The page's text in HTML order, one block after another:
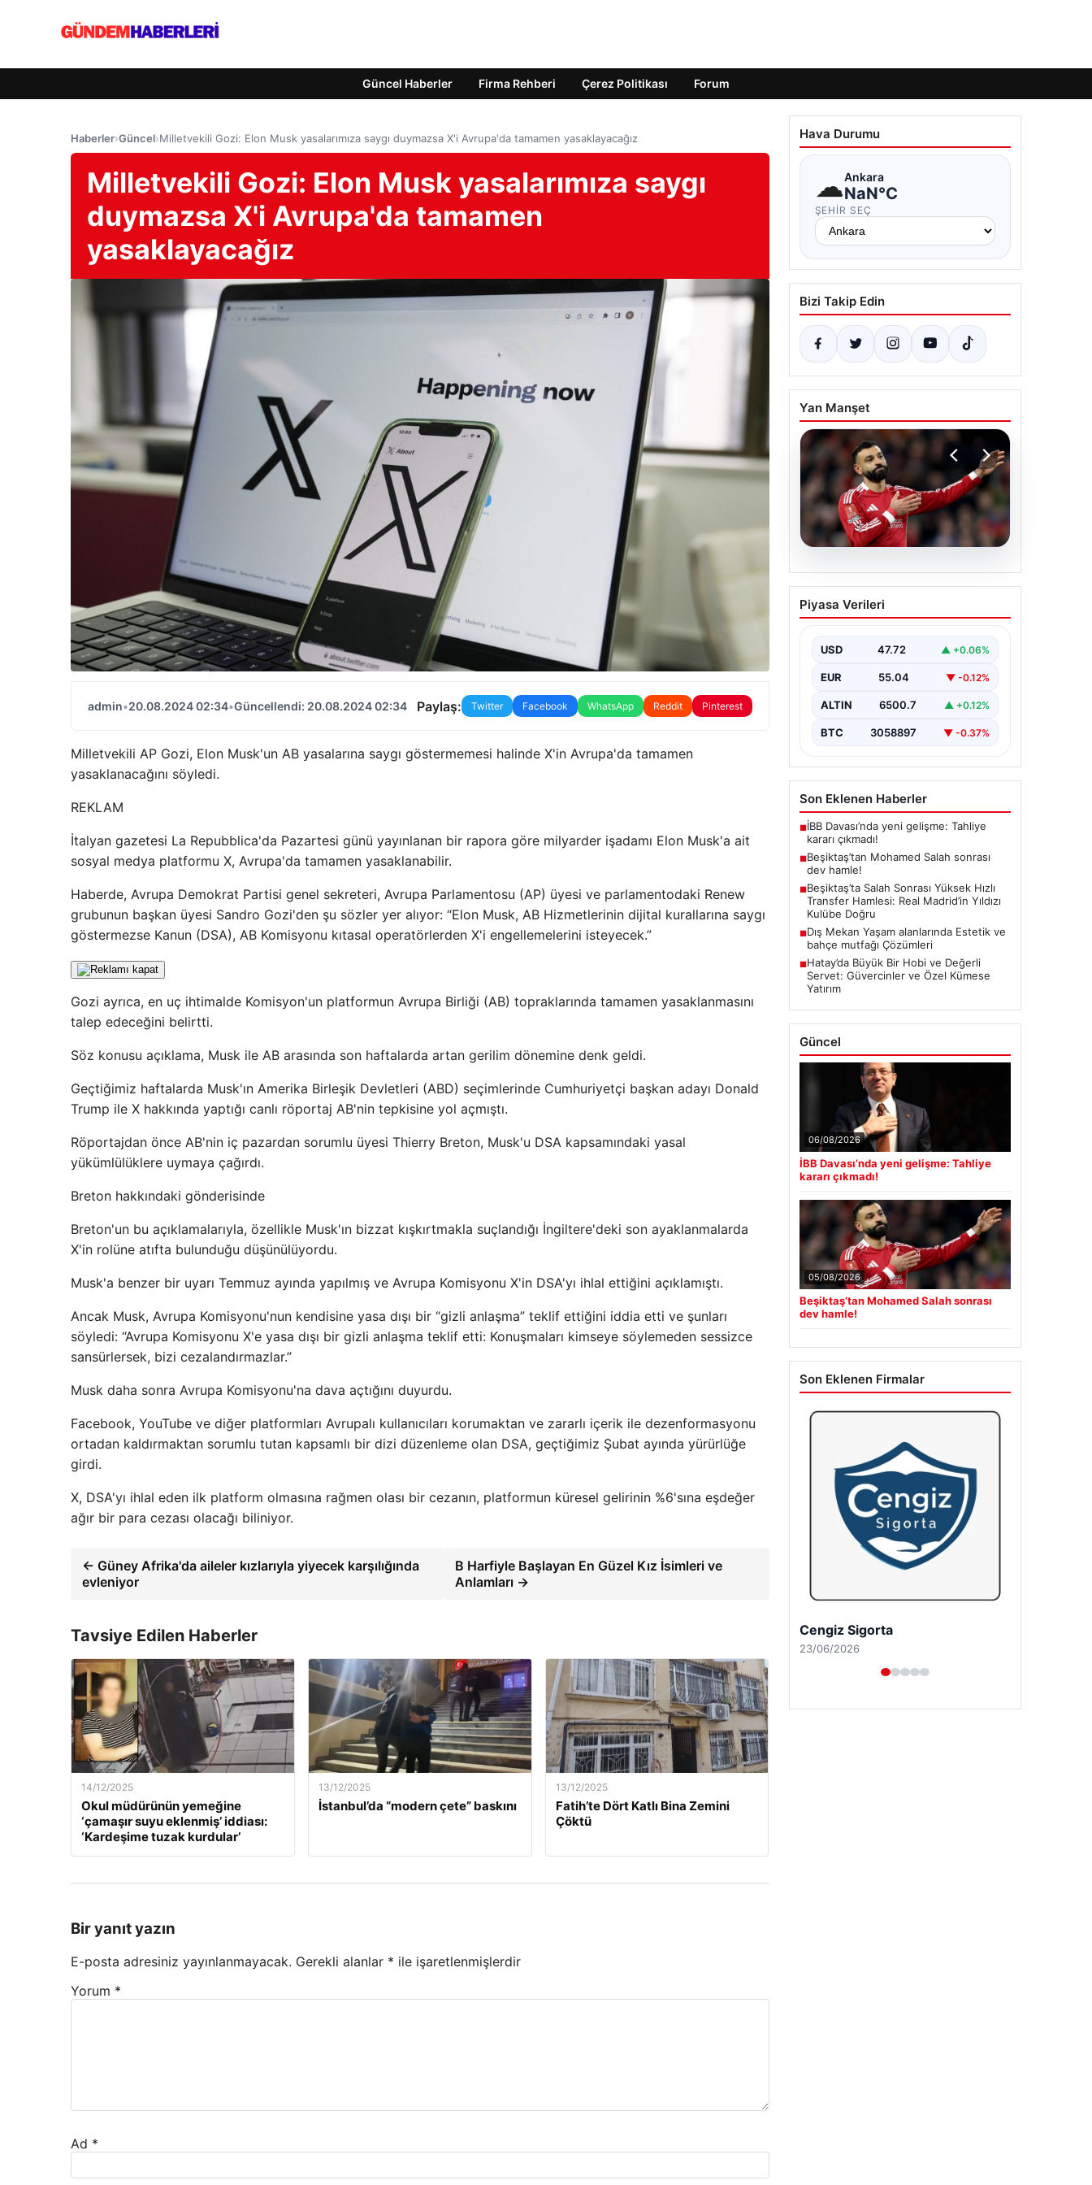
Güncel Haberler Firma Rehberi Çerez Politikası Forum
Haberler›Güncel›Milletvekili Gozi: Elon Musk yasalarımıza saygı duymazsa X'i Avrupa'da tamamen yasaklayacağız
Milletvekili Gozi: Elon Musk yasalarımıza saygı
duymazsa X'i Avrupa'da tamamen
yasaklayacağız
admin•20.08.2024 02:34•Güncellendi: 20.08.2024 02:34 Paylaş: Twitter Facebook WhatsApp Reddit Pinterest
Milletvekili AP Gozi, Elon Musk'un AB yasalarına saygı göstermemesi halinde X'in Avrupa'da tamamen
yasaklanacağını söyledi.
REKLAM
İtalyan gazetesi La Repubblica'da Pazartesi günü yayınlanan bir rapora göre milyarder işadamı Elon Musk'a ait
sosyal medya platformu X, Avrupa'da tamamen yasaklanabilir.
Haberde, Avrupa Demokrat Partisi genel sekreteri, Avrupa Parlamentosu (AP) üyesi ve parlamentodaki Renew
grubunun başkan üyesi Sandro Gozi'den şu sözler yer alıyor: “Elon Musk, AB Hizmetlerinin dijital kurallarına saygı
göstermezse Kanun (DSA), AB Komisyonu kıtasal operatörlerden X'i engellemelerini isteyecek.”
Gozi ayrıca, en uç ihtimalde Komisyon'un platformun Avrupa Birliği (AB) topraklarında tamamen yasaklanmasını
talep edeceğini belirtti.
Söz konusu açıklama, Musk ile AB arasında son haftalarda artan gerilim dönemine denk geldi.
Geçtiğimiz haftalarda Musk'ın Amerika Birleşik Devletleri (ABD) seçimlerinde Cumhuriyetçi başkan adayı Donald
Trump ile X hakkında yaptığı canlı röportaj AB'nin tepkisine yol açmıştı.
Röportajdan önce AB'nin iç pazardan sorumlu üyesi Thierry Breton, Musk'u DSA kapsamındaki yasal
yükümlülüklere uymaya çağırdı.
Breton hakkındaki gönderisinde
Breton'un bu açıklamalarıyla, özellikle Musk'ın bizzat kışkırtmakla suçlandığı İngiltere'deki son ayaklanmalarda
X'in rolüne atıfta bulunduğu düşünülüyordu.
Musk'a benzer bir uyarı Temmuz ayında yapılmış ve Avrupa Komisyonu X'in DSA'yı ihlal ettiğini açıklamıştı.
Ancak Musk, Avrupa Komisyonu'nun kendisine yasa dışı bir “gizli anlaşma” teklif ettiğini iddia etti ve şunları
söyledi: “Avrupa Komisyonu X'e yasa dışı bir gizli anlaşma teklif etti: Konuşmaları kimseye söylemeden sessizce
sansürlersek, bizi cezalandırmazlar.”
Musk daha sonra Avrupa Komisyonu'na dava açtığını duyurdu.
Facebook, YouTube ve diğer platformları Avrupalı ​​kullanıcıları korumaktan ve zararlı içerik ile dezenformasyonu
ortadan kaldırmaktan sorumlu tutan kapsamlı bir dizi düzenleme olan DSA, geçtiğimiz Şubat ayında yürürlüğe
girdi.
X, DSA'yı ihlal eden ilk platform olmasına rağmen olası bir cezanın, platformun küresel gelirinin %6'sına eşdeğer
ağır bir para cezası olacağı biliniyor.
← Güney Afrika'da aileler kızlarıyla yiyecek karşılığında
evleniyor
B Harfiyle Başlayan En Güzel Kız İsimleri ve
Anlamları →
Tavsiye Edilen Haberler
14/12/2025
Okul müdürünün yemeğine
‘çamaşır suyu eklenmiş’ iddiası:
‘Kardeşime tuzak kurdular’
13/12/2025
İstanbul’da “modern çete” baskını
13/12/2025
Fatih’te Dört Katlı Bina Zemini
Çöktü
Bir yanıt yazın
E-posta adresiniz yayınlanmayacak. Gerekli alanlar * ile işaretlenmişlerdir
Yorum *
Ad *
Hava Durumu
☁Ankara
NaN°C
ŞEHIR SEÇ
Bizi Takip Edin
Yan Manşet
05.08.2026
Beşiktaş’tan Mohamed
Salah sonrası dev
Piyasa Verileri
USD 47.72 ▲ +0.06%
EUR 55.04 ▼ -0.12%
ALTIN 6500.7 ▲ +0.12%
BTC 3058897 ▼ -0.37%
Son Eklenen Haberler
■İBB Davası’nda yeni gelişme: Tahliye
kararı çıkmadı!
■Beşiktaş’tan Mohamed Salah sonrası
dev hamle!
■Beşiktaş’ta Salah Sonrası Yüksek Hızlı
Transfer Hamlesi: Real Madrid’in Yıldızı
Kulübe Doğru
■Dış Mekan Yaşam alanlarında Estetik ve
bahçe mutfağı Çözümleri
■Hatay’da Büyük Bir Hobi ve Değerli
Servet: Güvercinler ve Özel Kümese
Yatırım
Güncel
06/08/2026
İBB Davası’nda yeni gelişme: Tahliye
kararı çıkmadı!
05/08/2026
Beşiktaş’tan Mohamed Salah sonrası
dev hamle!
Son Eklenen Firmalar
Hastaş Beton
26/05/2026